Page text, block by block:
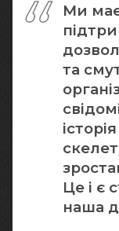
Ми
та
Це і є
наша